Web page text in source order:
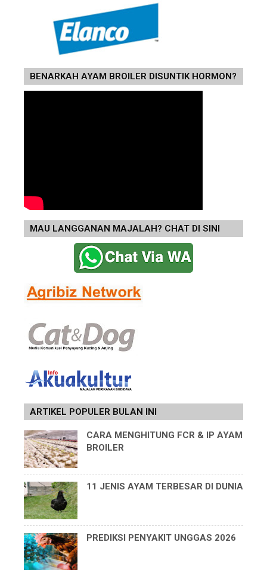
BENARKAH AYAM BROILER DISUNTIK HORMON?
MAU LANGGANAN MAJALAH? CHAT DI SINI
ARTIKEL POPULER BULAN INI
CARA MENGHITUNG FCR & IP AYAM
BROILER
11 JENIS AYAM TERBESAR DI DUNIA
PREDIKSI PENYAKIT UNGGAS 2026